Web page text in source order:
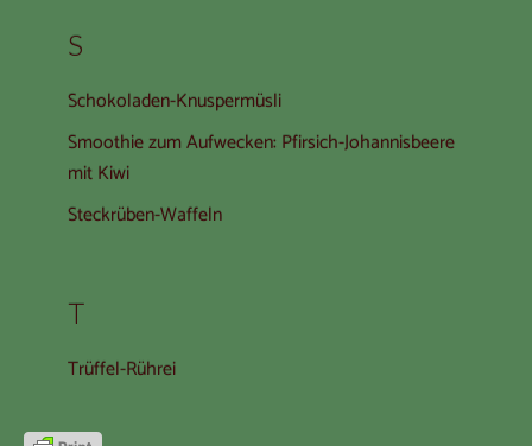
S
Schokoladen-Knuspermüsli
Smoothie zum Aufwecken: Pfirsich-Johannisbeere
mit Kiwi
Steckrüben-Waffeln
T
Trüffel-Rührei